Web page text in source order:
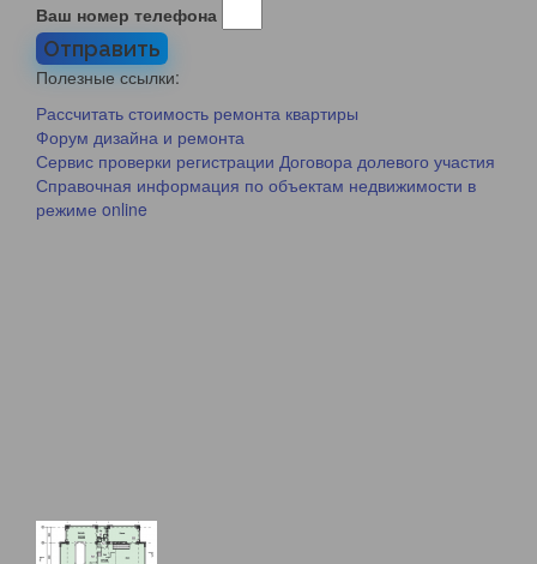
Ваш номер телефона
Отправить
Полезные ссылки:
Рассчитать стоимость ремонта квартиры
Форум дизайна и ремонта
Сервис проверки регистрации Договора долевого участия
Справочная информация по объектам недвижимости в
режиме online